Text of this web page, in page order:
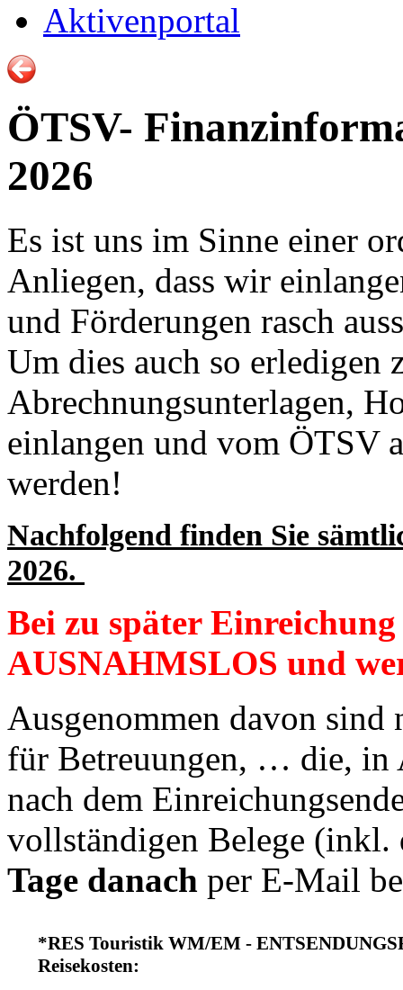
Aktivenportal
ÖTSV-
2026
Es ist uns im Sinne einer
Anliegen, dass wir
und Förderungen rasch
Um dies auch so erledigen
Abrechnungsunterlagen,
einlangen und vom ÖTSV
werden!
Nachfolgend finden Sie
2026.
Bei zu später
AUSNAHMSLOS und
Ausgenommen davon
für Betreuungen, … die, in
nach dem
vollständigen Belege (inkl.
Tage danach per E-Mail
*RES Touristik WM/EM -
Reisekosten: